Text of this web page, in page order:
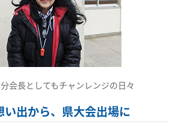
会長としてもチャンレンジの日々
出から、県大会出場に